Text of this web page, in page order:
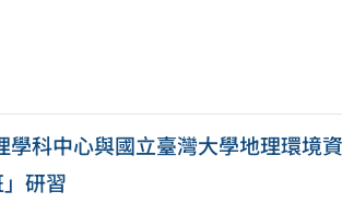
學科中心與國立臺灣大學地理環境
研習